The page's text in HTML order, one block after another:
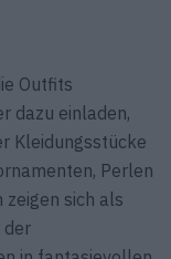
Outfits
dazu einladen,
Kleidungsstücke
Perlen
sich als
der